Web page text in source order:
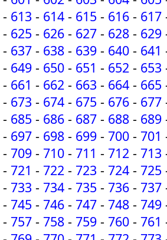
- 613 - 614 - 615 - 616 - 617
- 625 - 626 - 627 - 628 - 629
- 637 - 638 - 639 - 640 - 641
- 649 - 650 - 651 - 652 - 653
- 661 - 662 - 663 - 664 - 665
- 673 - 674 - 675 - 676 - 677
- 685 - 686 - 687 - 688 - 689
- 697 - 698 - 699 - 700 - 701
- 709 - 710 - 711 - 712 - 713
- 721 - 722 - 723 - 724 - 725
- 733 - 734 - 735 - 736 - 737
- 745 - 746 - 747 - 748 - 749
- 757 - 758 - 759 - 760 - 761